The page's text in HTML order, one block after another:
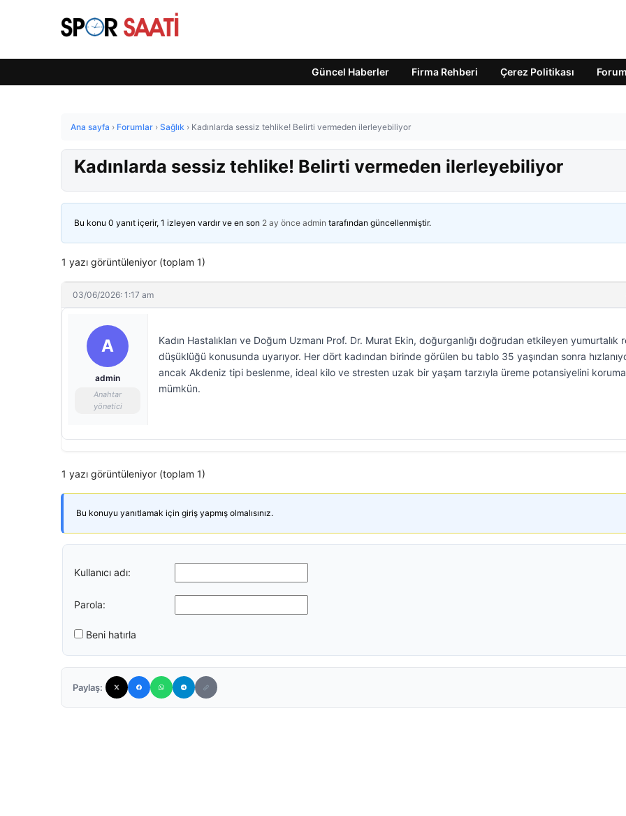
Güncel Haberler Firma Rehberi Çerez Politikası Forum
Ana sayfa › Forumlar › Sağlık › Kadınlarda sessiz tehlike! Belirti vermeden ilerleyebiliyor
Kadınlarda sessiz tehlike! Belirti vermeden ilerleyebiliyor
Bu konu 0 yanıt içerir, 1 izleyen vardır ve en son 2 ay önce admin tarafından güncellenmiştir.
1 yazı görüntüleniyor (toplam 1)
03/06/2026: 1:17 am
A
admin
Anahtar
yönetici
Kadın Hastalıkları ve Doğum Uzmanı Prof. Dr. Murat Ekin, doğurganlığı doğrudan etkileyen yumurtalık
düşüklüğü konusunda uyarıyor. Her dört kadından birinde görülen bu tablo 35 yaşından sonra
ancak Akdeniz tipi beslenme, ideal kilo ve stresten uzak bir yaşam tarzıyla üreme potansiyelini
mümkün.
1 yazı görüntüleniyor (toplam 1)
Bu konuyu yanıtlamak için giriş yapmış olmalısınız.
Kullanıcı adı:
Parola:
Beni hatırla
Paylaş: